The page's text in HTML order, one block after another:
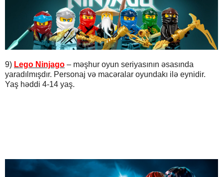
9) Lego Ninjago – məşhur oyun seriyasının əsasında
yaradılmışdır. Personaj və macəralar oyundakı ilə eynidir.
Yaş həddi 4-14 yaş.